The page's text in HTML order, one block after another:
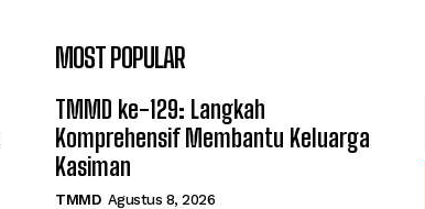
MOST POPULAR
TMMD ke-129: Langkah
Komprehensif Membantu Keluarga
Kasiman
TMMD Agustus 8, 2026